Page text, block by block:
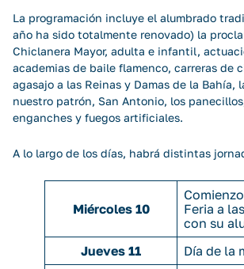
La programación incluye el alumbrado
año ha sido totalmente renovado) la
Chiclanera Mayor, adulta e infantil,
academias de baile flamenco, carreras de
agasajo a las Reinas y Damas de la Bahía,
nuestro patrón, San Antonio, los
enganches y fuegos artificiales.
A lo largo de los días, habrá distintas
Miércoles 10
Feria a
con su
Jueves 11
Día de la